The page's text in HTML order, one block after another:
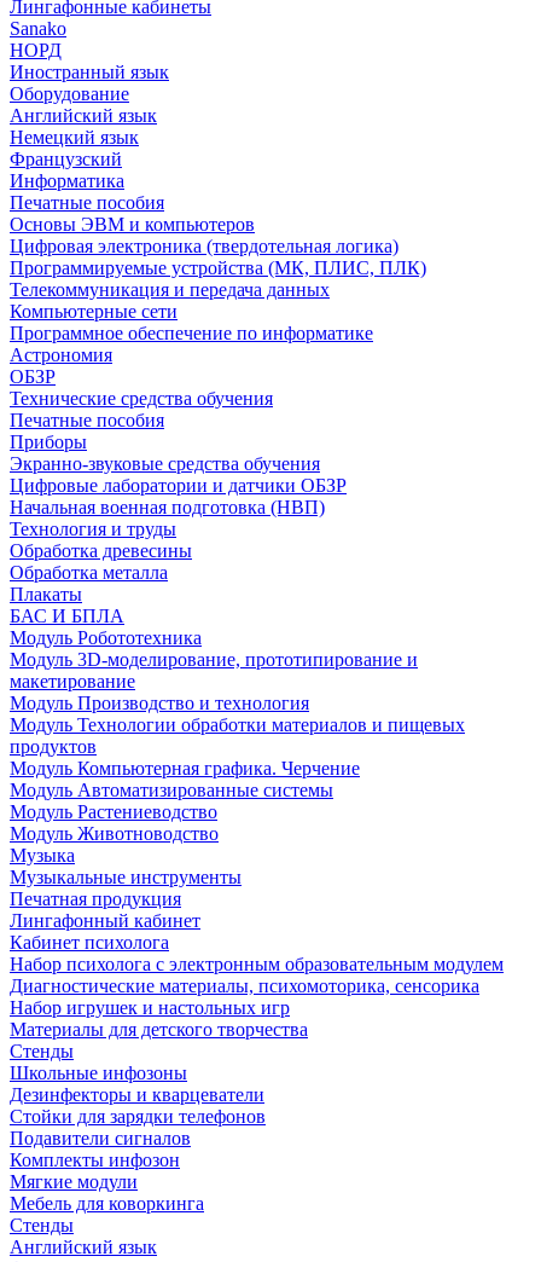
Лингафонные кабинеты
Sanako
НОРД
Иностранный язык
Оборудование
Английский язык
Немецкий язык
Французский
Информатика
Печатные пособия
Основы ЭВМ и компьютеров
Цифровая электроника (твердотельная логика)
Программируемые устройства (МК, ПЛИС, ПЛК)
Телекоммуникация и передача данных
Компьютерные сети
Программное обеспечение по информатике
Астрономия
ОБЗР
Технические средства обучения
Печатные пособия
Приборы
Экранно-звуковые средства обучения
Цифровые лаборатории и датчики ОБЗР
Начальная военная подготовка (НВП)
Технология и труды
Обработка древесины
Обработка металла
Плакаты
БАС И БПЛА
Модуль Робототехника
Модуль 3D-моделирование, прототипирование и
макетирование
Модуль Производство и технология
Модуль Технологии обработки материалов и пищевых
продуктов
Модуль Компьютерная графика. Черчение
Модуль Автоматизированные системы
Модуль Растениеводство
Модуль Животноводство
Музыка
Музыкальные инструменты
Печатная продукция
Лингафонный кабинет
Кабинет психолога
Набор психолога с электронным образовательным модулем
Диагностические материалы, психомоторика, сенсорика
Набор игрушек и настольных игр
Материалы для детского творчества
Стенды
Школьные инфозоны
Дезинфекторы и кварцеватели
Стойки для зарядки телефонов
Подавители сигналов
Комплекты инфозон
Мягкие модули
Мебель для коворкинга
Стенды
Английский язык